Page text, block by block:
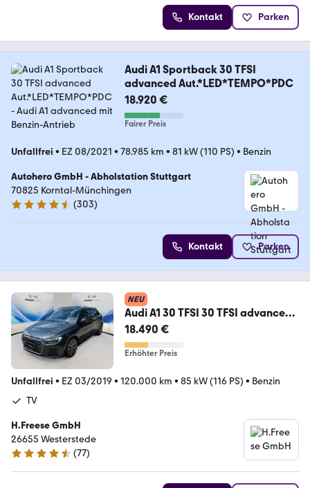
Kontakt Parken
Audi A1 Sportback 30 TFSI
advanced Aut.*LED*TEMPO*PDC
18.920 €
Fairer Preis
Unfallfrei • EZ 08/2021 • 78.985 km • 81 kW (110 PS) • Benzin
Autohero GmbH - Abholstation Stuttgart
70825 Korntal-Münchingen
4.4 Sterne
(303)
Kontakt Parken
NEU
Audi A1 30 TFSI 30 TFSI advanced
TV LORDOSE LED SHZ
18.490 €
Erhöhter Preis
Unfallfrei • EZ 03/2019 • 120.000 km • 85 kW (116 PS) • Benzin
TV
H.Freese GmbH
26655 Westerstede
4.7 Sterne
(77)